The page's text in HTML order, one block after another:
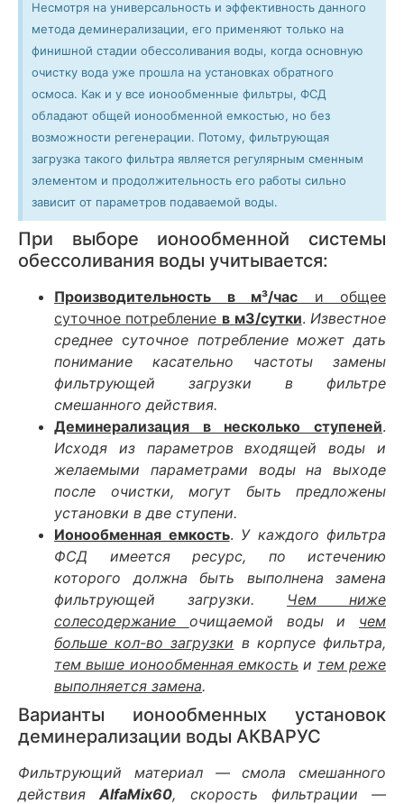
Несмотря на универсальность и эффективность данного
метода деминерализации, его применяют только на
финишной стадии обессоливания воды, когда основную
очистку вода уже прошла на установках обратного
осмоса. Как и у все ионообменные фильтры, ФСД
обладают общей ионообменной емкостью, но без
возможности регенерации. Потому, фильтрующая
загрузка такого фильтра является регулярным сменным
элементом и продолжительность его работы сильно
зависит от параметров подаваемой воды.
При выборе ионообменной системы
обессоливания воды учитывается:
Производительность в м³/час и общее
суточное потребление в м3/сутки. Известное
среднее суточное потребление может дать
понимание касательно частоты замены
фильтрующей загрузки в фильтре
смешанного действия.
Деминерализация в несколько ступеней.
Исходя из параметров входящей воды и
желаемыми параметрами воды на выходе
после очистки, могут быть предложены
установки в две ступени.
Ионообменная емкость. У каждого фильтра
ФСД имеется ресурс, по истечению
которого должна быть выполнена замена
фильтрующей загрузки. Чем ниже
солесодержание очищаемой воды и чем
больше кол-во загрузки в корпусе фильтра,
тем выше ионообменная емкость и тем реже
выполняется замена.
Варианты ионообменных установок
деминерализации воды АКВАРУС
Фильтрующий материал — смола смешанного
действияAlfaMix60, скорость фильтрации —